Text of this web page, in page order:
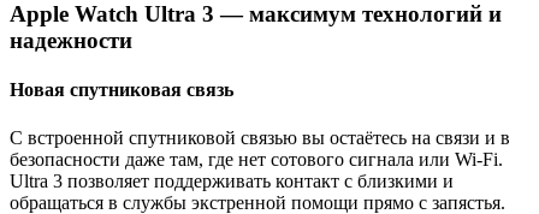
Apple Watch Ultra 3 — максимум технологий и
надежности
Новая спутниковая связь
С встроенной спутниковой связью вы остаётесь на связи и в
безопасности даже там, где нет сотового сигнала или Wi-Fi.
Ultra 3 позволяет поддерживать контакт с близкими и
обращаться в службы экстренной помощи прямо с запястья.